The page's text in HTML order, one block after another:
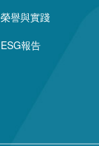
榮譽與實踐
ESG報告